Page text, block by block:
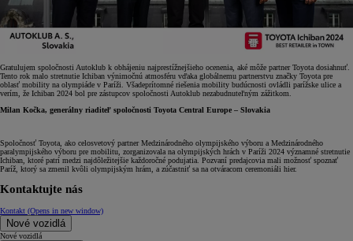
Gratulujem spoločnosti Autoklub k obhájeniu najprestížnejšieho ocenenia, aké môže partner Toyota dosiahnuť.
Tento rok malo stretnutie Ichiban výnimočnú atmosféru vďaka globálnemu partnerstvu značky Toyota pre
oblasť mobility na olympiáde v Paríži. Všadeprítomné riešenia mobility budúcnosti ovládli parížske ulice a
verím, že Ichiban 2024 bol pre zástupcov spoločnosti Autoklub nezabudnuteľným zážitkom.
Milan Kočka, generálny riaditeľ spoločnosti Toyota Central Europe – Slovakia
Spoločnosť Toyota, ako celosvetový partner Medzinárodného olympijského výboru a Medzinárodného
paralympijského výboru pre mobilitu, zorganizovala na olympijských hrách v Paríži 2024 významné stretnutie
Ichiban, ktoré patrí medzi najdôležitejšie každoročné podujatia. Pozvaní predajcovia mali možnosť spoznať
Paríž, ktorý sa zmenil kvôli olympijským hrám, a zúčastniť sa na otváracom ceremoniáli hier.
Kontaktujte nás
Kontakt (Opens in new window)
Nové vozidlá
Nové vozidlá